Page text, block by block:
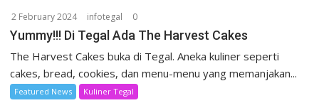
2 February 2024 infotegal 0
Yummy!!! Di Tegal Ada The Harvest Cakes
The Harvest Cakes buka di Tegal. Aneka kuliner seperti
cakes, bread, cookies, dan menu-menu yang memanjakan...
Featured News Kuliner Tegal